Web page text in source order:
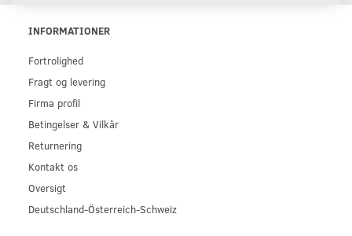
INFORMATIONER
Fortrolighed
Fragt og levering
Firma profil
Betingelser & Vilkår
Returnering
Kontakt os
Oversigt
Deutschland-Österreich-Schweiz